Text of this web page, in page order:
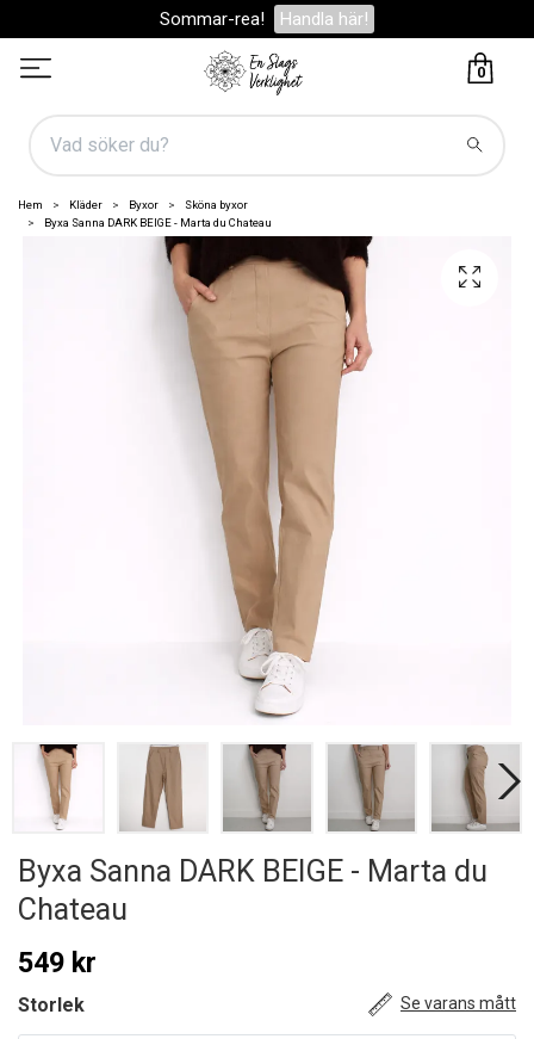
Sommar-rea! Handla här!
0
Hem Kläder Byxor
Sköna byxor
Byxa Sanna DARK BEIGE - Marta du Chateau
Byxa Sanna DARK BEIGE - Marta du
Chateau
549 kr
Storlek Se varans mått